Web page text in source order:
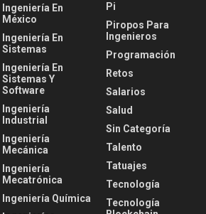
Ingeniería En
México
Ingeniería En
Sistemas
Ingeniería En
Sistemas Y
Software
Ingeniería
Industrial
Ingeniería
Mecánica
Ingeniería
Mecatrónica
Ingeniería Química
Pi
Piropos Para
Ingenieros
Programación
Retos
Salarios
Salud
Sin Categoría
Talento
Tatuajes
Tecnología
Tecnología